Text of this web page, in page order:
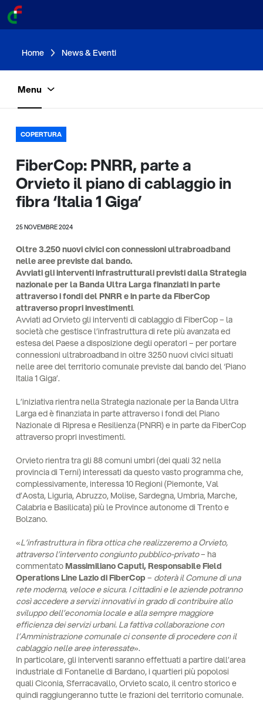
Home News & Eventi
Menu
COPERTURA
FiberCop: PNRR, parte a
Orvieto il piano di cablaggio in
fibra ‘Italia 1 Giga’
25 NOVEMBRE 2024
Oltre 3.250 nuovi civici con connessioni ultrabroadband
nelle aree previste dal bando.
Avviati gli interventi infrastrutturali previsti dalla Strategia
nazionale per la Banda Ultra Larga finanziati in parte
attraverso i fondi del PNRR e in parte da FiberCop
attraverso propri investimenti.
Avviati ad Orvieto gli interventi di cablaggio di FiberCop – la
società che gestisce l’infrastruttura di rete più avanzata ed
estesa del Paese a disposizione degli operatori – per portare
connessioni ultrabroadband in oltre 3250 nuovi civici situati
nelle aree del territorio comunale previste dal bando del ‘Piano
Italia 1 Giga’.
L’iniziativa rientra nella Strategia nazionale per la Banda Ultra
Larga ed è finanziata in parte attraverso i fondi del Piano
Nazionale di Ripresa e Resilienza (PNRR) e in parte da FiberCop
attraverso propri investimenti.
Orvieto rientra tra gli 88 comuni umbri (dei quali 32 nella
provincia di Terni) interessati da questo vasto programma che,
complessivamente, interessa 10 Regioni (Piemonte, Val
d’Aosta, Liguria, Abruzzo, Molise, Sardegna, Umbria, Marche,
Calabria e Basilicata) più le Province autonome di Trento e
Bolzano.
«L’infrastruttura in fibra ottica che realizzeremo a Orvieto,
attraverso l’intervento congiunto pubblico-privato– ha
commentatoMassimiliano Caputi, Responsabile Field
Operations Line Lazio di FiberCop – doterà il Comune di una
rete moderna, veloce e sicura. I cittadini e le aziende potranno
così accedere a servizi innovativi in grado di contribuire allo
sviluppo dell’economia locale e alla sempre maggiore
efficienza dei servizi urbani. La fattiva collaborazione con
l’Amministrazione comunale ci consente di procedere con il
cablaggio nelle aree interessate».
In particolare, gli interventi saranno effettuati a partire dall’area
industriale di Fontanelle di Bardano, i quartieri più popolosi
quali Ciconia, Sferracavallo, Orvieto scalo, il centro storico e
quindi raggiungeranno tutte le frazioni del territorio comunale.